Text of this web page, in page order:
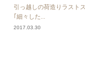
引っ越しの荷造りラスト
｢細々した...
2017.03.30